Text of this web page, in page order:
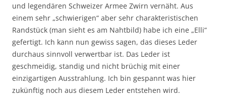
und legendären Schweizer Armee Zwirn vernäht. Aus
einem sehr „schwierigen“ aber sehr charakteristischen
Randstück (man sieht es am Nahtbild) habe ich eine „Elli“
gefertigt. Ich kann nun gewiss sagen, das dieses Leder
durchaus sinnvoll verwertbar ist. Das Leder ist
geschmeidig, standig und nicht brüchig mit einer
einzigartigen Ausstrahlung. Ich bin gespannt was hier
zukünftig noch aus diesem Leder entstehen wird.